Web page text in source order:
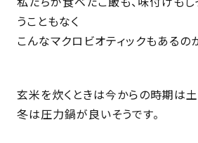
うこともなく
こんなマクロビオティックもあるの
玄米を炊くときは今からの時期は土
冬は圧力鍋が良いそうです。